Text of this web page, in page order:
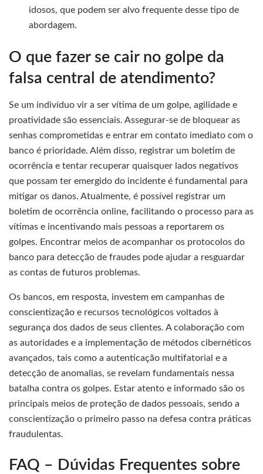
idosos, que podem ser alvo frequente desse tipo de
abordagem.
O que fazer se cair no golpe da
falsa central de atendimento?
Se um indivíduo vir a ser vítima de um golpe, agilidade e
proatividade são essenciais. Assegurar-se de bloquear as
senhas comprometidas e entrar em contato imediato com o
banco é prioridade. Além disso, registrar um boletim de
ocorrência e tentar recuperar quaisquer lados negativos
que possam ter emergido do incidente é fundamental para
mitigar os danos. Atualmente, é possível registrar um
boletim de ocorrência online, facilitando o processo para as
vítimas e incentivando mais pessoas a reportarem os
golpes. Encontrar meios de acompanhar os protocolos do
banco para detecção de fraudes pode ajudar a resguardar
as contas de futuros problemas.
Os bancos, em resposta, investem em campanhas de
conscientização e recursos tecnológicos voltados à
segurança dos dados de seus clientes. A colaboração com
as autoridades e a implementação de métodos cibernéticos
avançados, tais como a autenticação multifatorial e a
detecção de anomalias, se revelam fundamentais nessa
batalha contra os golpes. Estar atento e informado são os
principais meios de proteção de dados pessoais, sendo a
conscientização o primeiro passo na defesa contra práticas
fraudulentas.
FAQ – Dúvidas Frequentes sobre